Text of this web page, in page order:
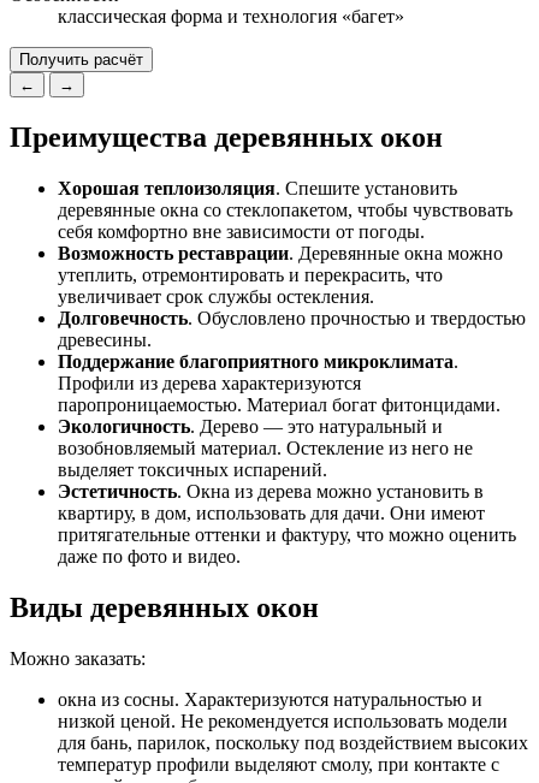
классическая форма и технология «багет»
Получить расчёт
←
→
Преимущества деревянных окон
Хорошая теплоизоляция. Спешите установить
деревянные окна со стеклопакетом, чтобы чувствовать
себя комфортно вне зависимости от погоды.
Возможность реставрации. Деревянные окна можно
утеплить, отремонтировать и перекрасить, что
увеличивает срок службы остекления.
Долговечность. Обусловлено прочностью и твердостью
древесины.
Поддержание благоприятного микроклимата.
Профили из дерева характеризуются
паропроницаемостью. Материал богат фитонцидами.
Экологичность. Дерево — это натуральный и
возобновляемый материал. Остекление из него не
выделяет токсичных испарений.
Эстетичность. Окна из дерева можно установить в
квартиру, в дом, использовать для дачи. Они имеют
притягательные оттенки и фактуру, что можно оценить
даже по фото и видео.
Виды деревянных окон
Можно заказать:
окна из сосны. Характеризуются натуральностью и
низкой ценой. Не рекомендуется использовать модели
для бань, парилок, поскольку под воздействием высоких
температур профили выделяют смолу, при контакте с